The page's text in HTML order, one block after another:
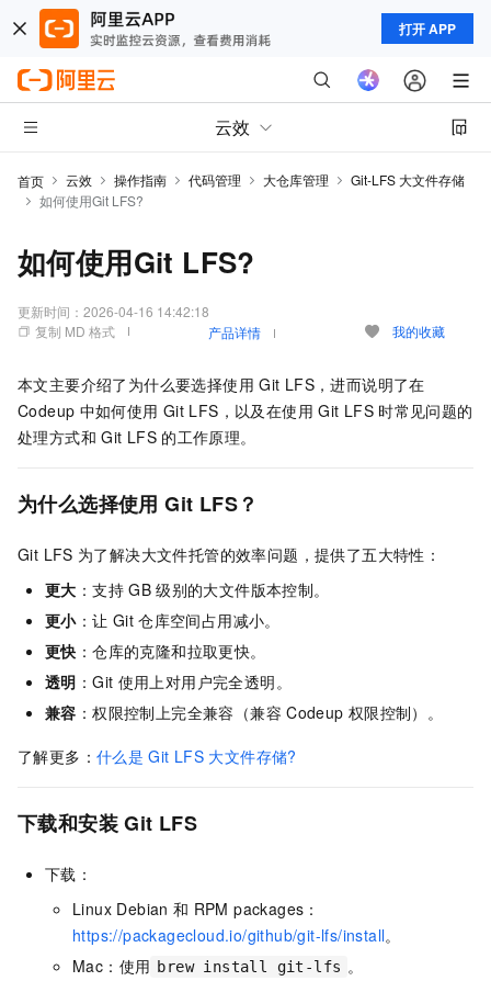
打开 APP
云效
首页 云效 操作指南 代码管理 大仓库管理
Git-LFS 大文件存储
如何使用Git LFS?
如何使用Git LFS?
更新时间： 2026-04-16 14:42:18
复制 MD 格式
产品详情 我的收藏
本文主要介绍了为什么要选择使用 Git LFS，进而说明了在
Codeup 中如何使用 Git LFS，以及在使用 Git LFS 时常见问题的
处理方式和 Git LFS 的工作原理。
为什么选择使用 Git LFS？
Git LFS 为了解决大文件托管的效率问题，提供了五大特性：
更大 ：支持 GB 级别的大文件版本控制。
更小：让 Git 仓库空间占用减小。
更快 ：仓库的克隆和拉取更快。
透明 ：Git 使用上对用户完全透明。
兼容 ：权限控制上完全兼容（兼容 Codeup 权限控制）。
了解更多： 什么是 Git LFS 大文件存储?
下载和安装 Git LFS
下载：
Linux Debian 和 RPM packages：
https://packagecloud.io/github/git-lfs/install。
Mac：使用 brew install git-lfs 。